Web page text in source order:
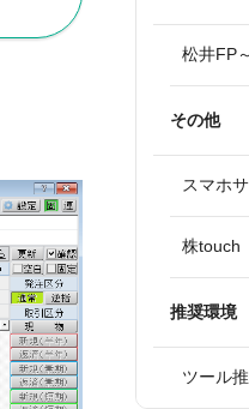
松井FP
その他
スマホ
株touch
推奨環境
ツール